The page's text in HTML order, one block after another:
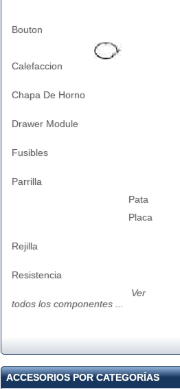
Bouton
Calefaccion
Chapa De Horno
Drawer Module
Fusibles
Parrilla
Pata
Placa
Rejilla
Resistencia
Ver
todos los componentes ...
ACCESORIOS POR CATEGORÍAS